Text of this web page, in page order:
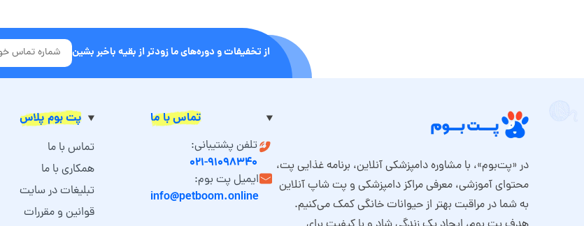
از تخفیفات و دوره‌های ما زودتر از بقیه باخبر بشین
در «پت‌بوم»، با مشاوره دامپزشکی آنلاین، برنامه غذایی پت،
محتوای آموزشی، معرفی مراکز دامپزشکی و پت شاپ آنلاین
به شما در مراقبت بهتر از حیوانات خانگی کمک می‌کنیم.
تماس با ما
تلفن پشتیبانی:
۰۲۱-۹۱۰۹۸۳۴۰
ایمیل پت بوم:
info@petboom.online
پت بوم پلاس
تماس با ما
همکاری با ما
تبلیغات در سایت
قوانین و مقررات